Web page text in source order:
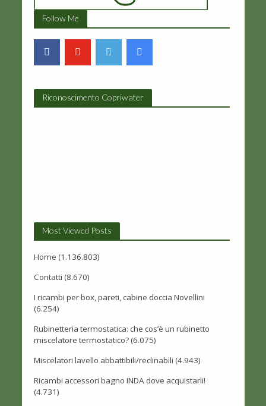
Follow Me
Riconoscimento Copriwater
Most Viewed Posts
Home (1.136.803)
Contatti (8.670)
I ricambi per box, pareti, cabine doccia Novellini
(6.254)
Rubinetteria termostatica: che cos’è un rubinetto
miscelatore termostatico?(6.075)
Miscelatori lavello abbattibili/reclinabili (4.943)
Ricambi accessori bagno INDA dove acquistarli!
(4.731)